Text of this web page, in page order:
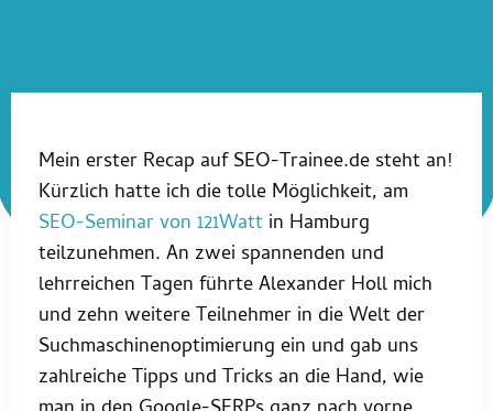
Mein erster Recap auf SEO-Trainee.de steht an!
Kürzlich hatte ich die tolle Möglichkeit, am
SEO-Seminar von 121Watt in Hamburg
teilzunehmen. An zwei spannenden und
lehrreichen Tagen führte Alexander Holl mich
und zehn weitere Teilnehmer in die Welt der
Suchmaschinenoptimierung ein und gab uns
zahlreiche Tipps und Tricks an die Hand, wie